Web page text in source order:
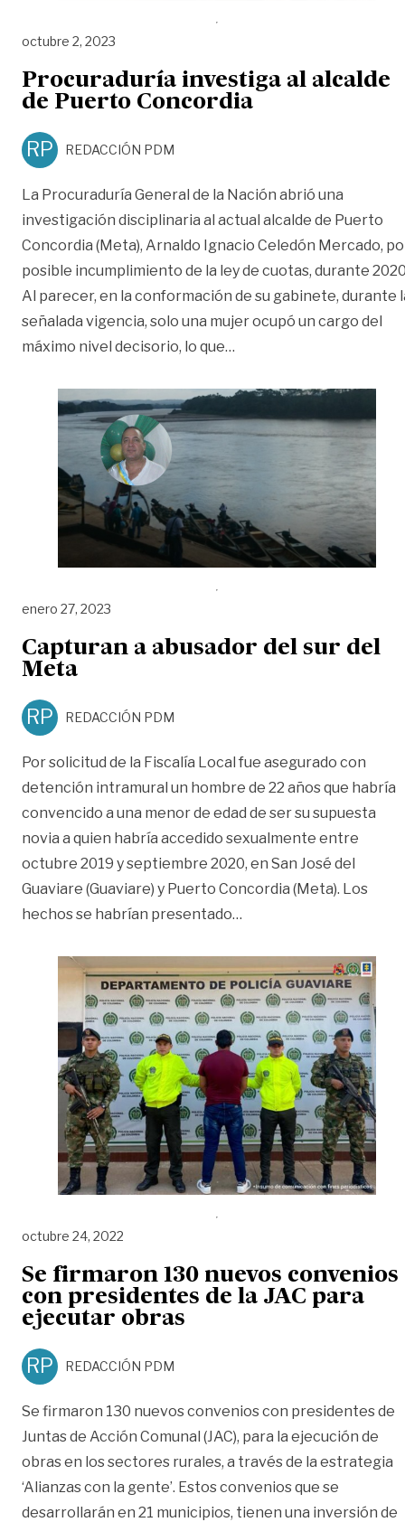
octubre 2, 2023
Procuraduría investiga al alcalde
de Puerto Concordia
RP REDACCIÓN PDM
La Procuraduría General de la Nación abrió una
investigación disciplinaria al actual alcalde de Puerto
Concordia (Meta), Arnaldo Ignacio Celedón Mercado,
posible incumplimiento de la ley de cuotas, durante
Al parecer, en la conformación de su gabinete, durante
señalada vigencia, solo una mujer ocupó un cargo del
máximo nivel decisorio, lo que…
enero 27, 2023
Capturan a abusador del sur del
Meta
RP REDACCIÓN PDM
Por solicitud de la Fiscalía Local fue asegurado con
detención intramural un hombre de 22 años que habría
convencido a una menor de edad de ser su supuesta
novia a quien habría accedido sexualmente entre
octubre 2019 y septiembre 2020, en San José del
Guaviare (Guaviare) y Puerto Concordia (Meta). Los
hechos se habrían presentado…
octubre 24, 2022
Se firmaron 130 nuevos convenios
con presidentes de la JAC para
ejecutar obras
RP REDACCIÓN PDM
Se firmaron 130 nuevos convenios con presidentes de
Juntas de Acción Comunal (JAC), para la ejecución de
obras en los sectores rurales, a través de la estrategia
‘Alianzas con la gente’. Estos convenios que se
desarrollarán en 21 municipios, tienen una inversión de